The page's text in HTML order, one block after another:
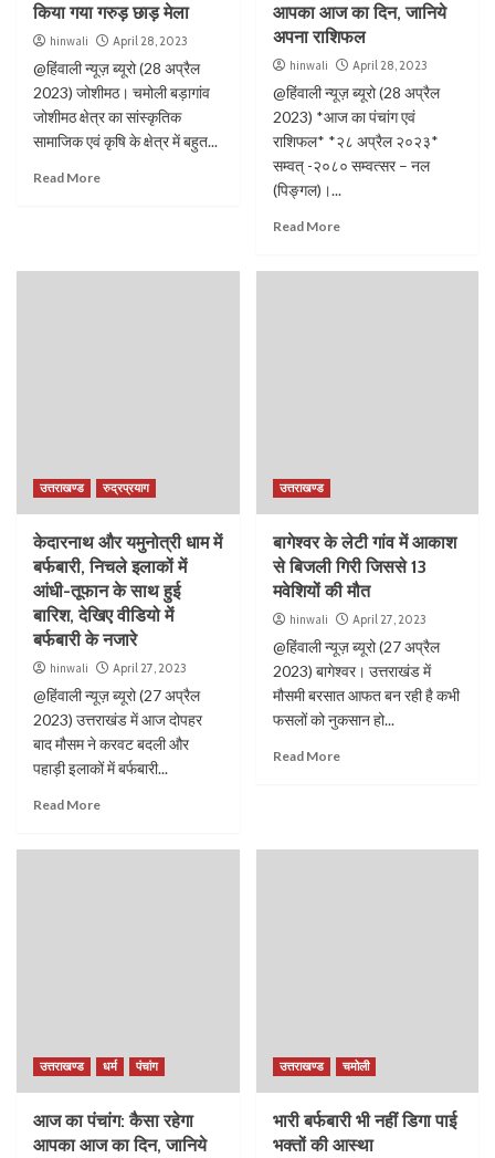
किया गया गरुड़ छाड़ मेला
hinwali April 28, 2023
@हिंवाली न्यूज़ ब्यूरो (28 अप्रैल
2023) जोशीमठ। चमोली बड़ागांव
जोशीमठ क्षेत्र का सांस्कृतिक
सामाजिक एवं कृषि के क्षेत्र में बहुत...
Read More
आपका आज का दिन, जानिये
अपना राशिफल
hinwali April 28, 2023
@हिंवाली न्यूज़ ब्यूरो (28 अप्रैल
2023) *आज का पंचांग एवं
राशिफल* *२८ अप्रैल २०२३*
सम्वत् -२०८० सम्वत्सर – नल
(पिङ्गल)।...
Read More
उत्तराखण्ड रुद्रप्रयाग
केदारनाथ और यमुनोत्री धाम में
बर्फबारी, निचले इलाकों में
आंधी-तूफान के साथ हुई
बारिश, देखिए वीडियो में
बर्फबारी के नजारे
hinwali April 27, 2023
@हिंवाली न्यूज़ ब्यूरो (27 अप्रैल
2023) उत्तराखंड में आज दोपहर
बाद मौसम ने करवट बदली और
पहाड़ी इलाकों में बर्फबारी...
Read More
उत्तराखण्ड
बागेश्वर के लेटी गांव में आकाश
से बिजली गिरी जिससे 13
मवेशियों की मौत
hinwali April 27, 2023
@हिंवाली न्यूज़ ब्यूरो (27 अप्रैल
2023) बागेश्वर। उत्तराखंड में
मौसमी बरसात आफत बन रही है कभी
फसलों को नुकसान हो...
Read More
उत्तराखण्ड धर्म पंचांग
आज का पंचांग: कैसा रहेगा
आपका आज का दिन, जानिये
उत्तराखण्ड चमोली
भारी बर्फबारी भी नहीं डिगा पाई
भक्तों की आस्था